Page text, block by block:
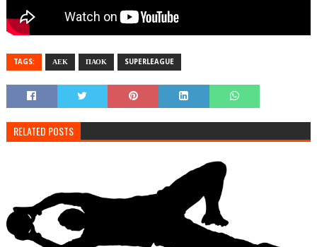
TAGS: ΑΕΚ ΠΑΟΚ SUPERLEAGUE
RELATED POSTS